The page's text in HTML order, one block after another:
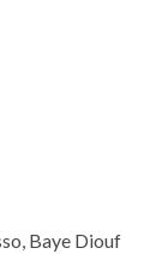
Baye Diouf